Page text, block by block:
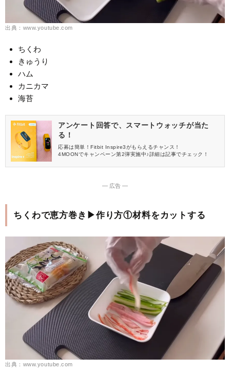
出典：www.youtube.com
ちくわ
きゅうり
ハム
カニカマ
海苔
アンケート回答で、スマートウォッチが当た
る！
応募は簡単！Fitbit Inspire3がもらえるチャンス！
4MOONでキャンペーン第2弾実施中♪詳細は記事でチェック！
― 広告 ―
ちくわで恵方巻き▶作り方①材料をカットする
出典：www.youtube.com